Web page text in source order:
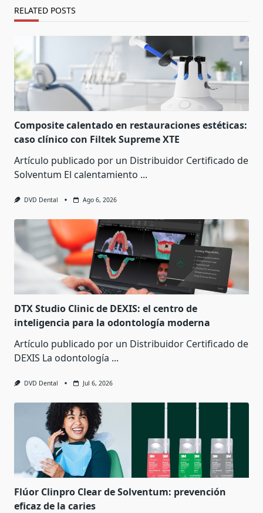
RELATED POSTS
Composite calentado en restauraciones estéticas:
caso clínico con Filtek Supreme XTE
Artículo publicado por un Distribuidor Certificado de
Solventum El calentamiento ...
DVD Dental Ago 6, 2026
DTX Studio Clinic de DEXIS: el centro de
inteligencia para la odontología moderna
Artículo publicado por un Distribuidor Certificado de
DEXIS La odontología ...
DVD Dental Jul 6, 2026
Flúor Clinpro Clear de Solventum: prevención
eficaz de la caries